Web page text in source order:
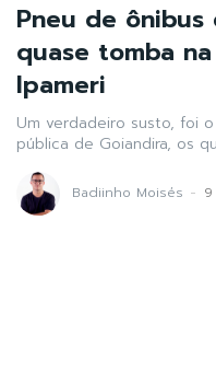
Pneu de
quase tomba
Ipameri
Um verdadeiro susto, foi
pública de Goiandira, os
Badiinho Moisés -